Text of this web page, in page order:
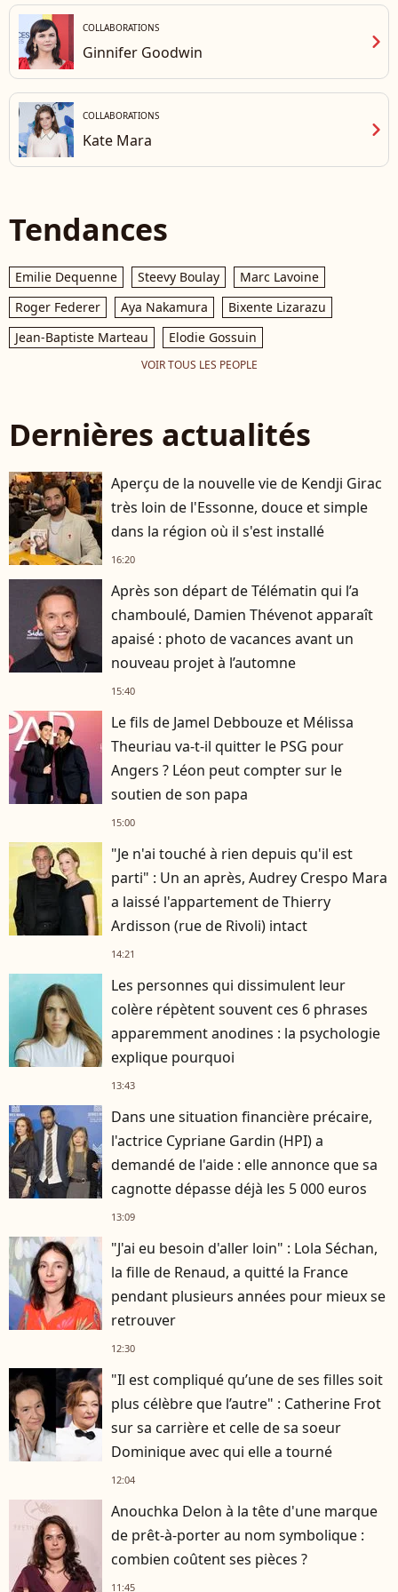
mai 2025. Coleman-
Rayner / Bestimage
COLLABORATIONS
Ginnifer Goodwin chevron_right
COLLABORATIONS
Kate Mara chevron_right
Tendances
Emilie Dequenne Steevy Boulay
Marc Lavoine
Roger Federer
Aya Nakamura
Bixente Lizarazu
Jean-Baptiste Marteau
Elodie Gossuin
VOIR TOUS LES PEOPLE
Dernières actualités
Aperçu de la nouvelle vie de Kendji Girac
très loin de l'Essonne, douce et simple
dans la région où il s'est installé
16:20
Après son départ de Télématin qui l’a
chamboulé, Damien Thévenot apparaît
apaisé : photo de vacances avant un
nouveau projet à l’automne
15:40
Le fils de Jamel Debbouze et Mélissa
Theuriau va-t-il quitter le PSG pour
Angers ? Léon peut compter sur le
soutien de son papa
15:00
"Je n'ai touché à rien depuis qu'il est
parti" : Un an après, Audrey Crespo Mara
a laissé l'appartement de Thierry
Ardisson (rue de Rivoli) intact
14:21
Les personnes qui dissimulent leur
colère répètent souvent ces 6 phrases
apparemment anodines : la psychologie
explique pourquoi
13:43
Dans une situation financière précaire,
l'actrice Cypriane Gardin (HPI) a
demandé de l'aide : elle annonce que sa
cagnotte dépasse déjà les 5 000 euros
13:09
"J'ai eu besoin d'aller loin" : Lola Séchan,
la fille de Renaud, a quitté la France
pendant plusieurs années pour mieux se
retrouver
12:30
"Il est compliqué qu’une de ses filles soit
plus célèbre que l’autre" : Catherine Frot
sur sa carrière et celle de sa soeur
Dominique avec qui elle a tourné
12:04
Anouchka Delon à la tête d'une marque
de prêt-à-porter au nom symbolique :
combien coûtent ses pièces ?
11:45